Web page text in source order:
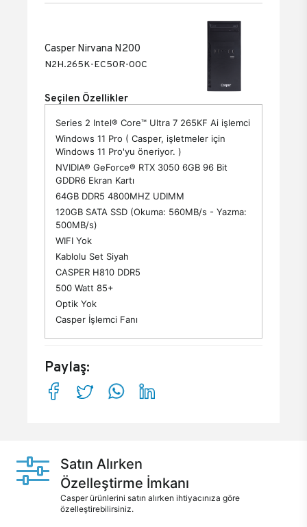
Casper Nirvana N200
N2H.265K-EC50R-00C
Seçilen Özellikler
Series 2 Intel® Core™ Ultra 7 265KF Ai işlemci
Windows 11 Pro ( Casper, işletmeler için
Windows 11 Pro'yu öneriyor. )
NVIDIA® GeForce® RTX 3050 6GB 96 Bit
GDDR6 Ekran Kartı
64GB DDR5 4800MHZ UDIMM
120GB SATA SSD (Okuma: 560MB/s - Yazma:
500MB/s)
WIFI Yok
Kablolu Set Siyah
CASPER H810 DDR5
500 Watt 85+
Optik Yok
Casper İşlemci Fanı
Paylaş:
Satın Alırken
Özelleştirme İmkanı
Casper ürünlerini satın alırken ihtiyacınıza göre
özelleştirebilirsiniz.